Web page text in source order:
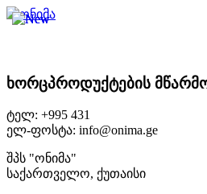
ხორცპროდუქტების
ტელ: +995 431
ელ-ფოსტა: info@onima.ge
შპს "ონიმა"
საქართველო, ქუთაისი